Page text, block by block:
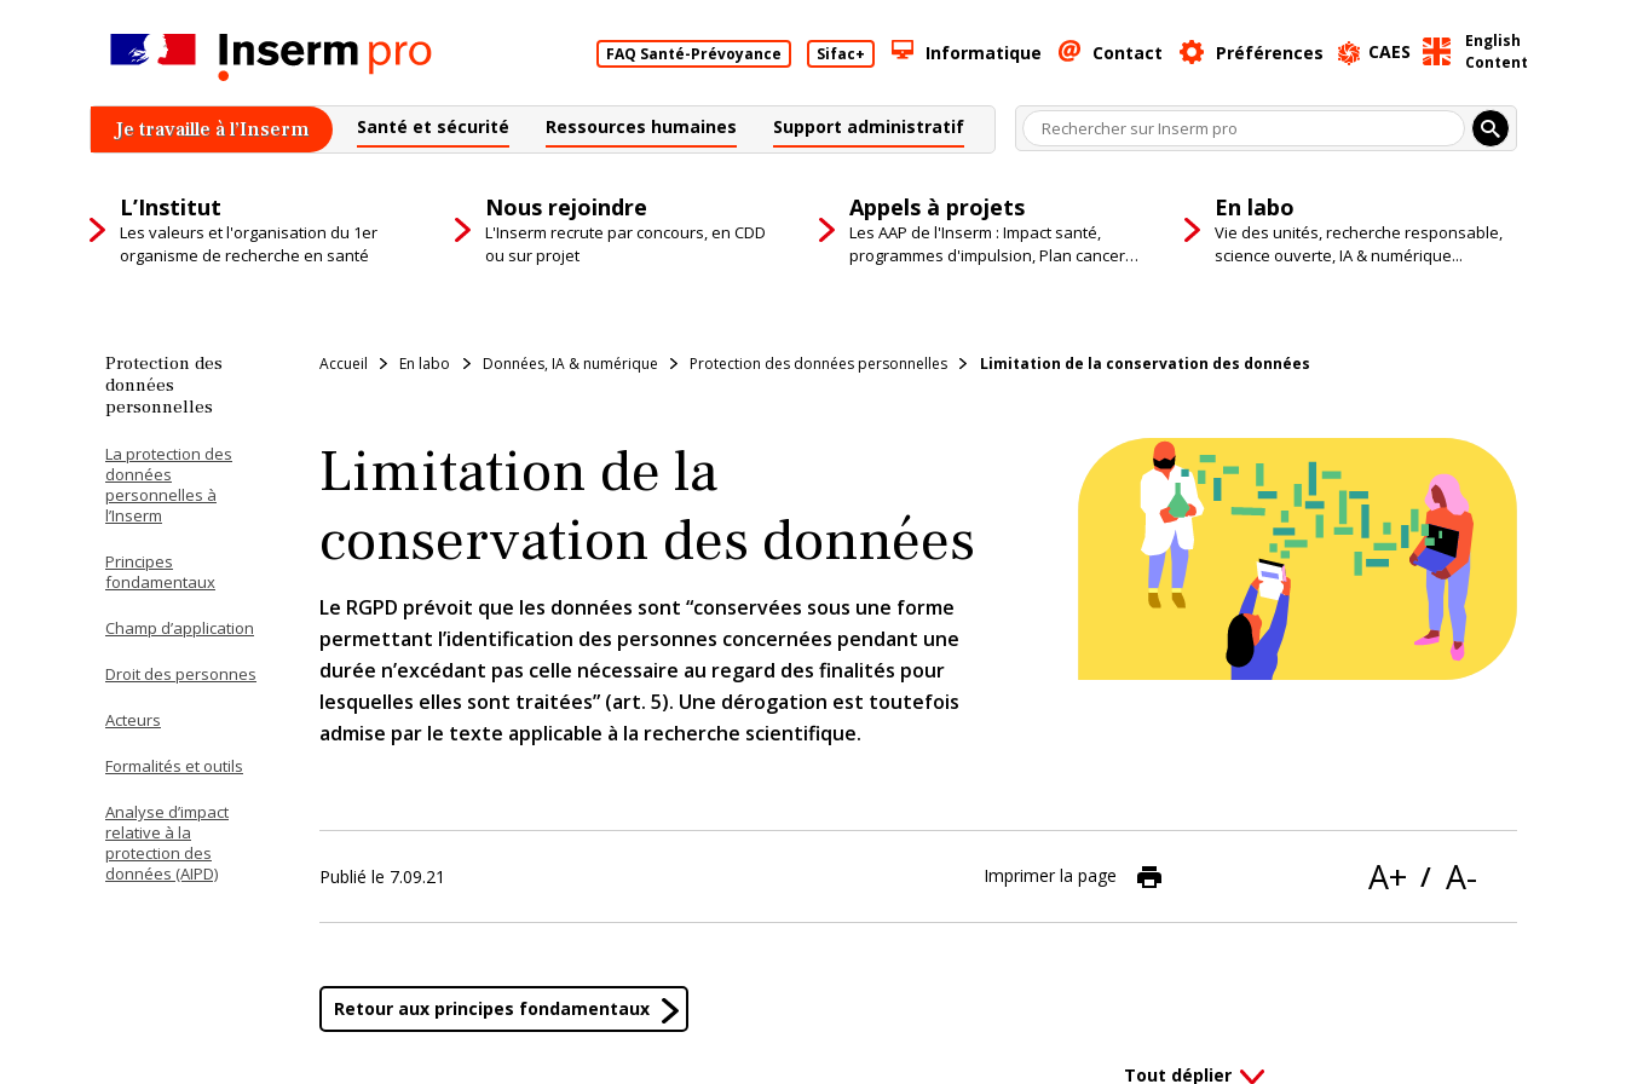
Je travaille à l’Inserm Santé et sécurité Ressources humaines Support administratif
L’Institut
Les valeurs et l'organisation du 1er
organisme de recherche en santé
Nous rejoindre
L'Inserm recrute par concours, en CDD
ou sur projet
Appels à projets
Les AAP de l'Inserm : Impact santé,
programmes d'impulsion, Plan cancer…
En labo
Vie des unités, recherche responsable,
science ouverte, IA & numérique...
FAQ Santé-Prévoyance Sifac+ Informatique Contact Préférences CAES
English
Content
Protection des
données
personnelles
La protection des
données
personnelles à
l’Inserm
Principes
fondamentaux
Champ d’application
Droit des personnes
Acteurs
Formalités et outils
Analyse d’impact
relative à la
protection des
données (AIPD)
Accueil En labo Données, IA & numérique Protection des données personnelles Limitation de la conservation des données
Limitation de la
conservation des données
Le RGPD prévoit que les données sont “conservées sous une forme
permettant l’identification des personnes concernées pendant une
durée n’excédant pas celle nécessaire au regard des finalités pour
lesquelles elles sont traitées” (art. 5). Une dérogation est toutefois
admise par le texte applicable à la recherche scientifique.
Publié le 7.09.21 Imprimer la page Ces boutons
A+ / A-
Retour aux principes fondamentaux
Tout déplier